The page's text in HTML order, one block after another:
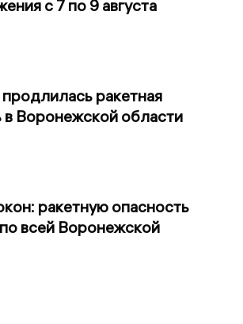
с 7 по 9 августа
ракетная
в Воронежской области
ракетную опасность
всей Воронежской